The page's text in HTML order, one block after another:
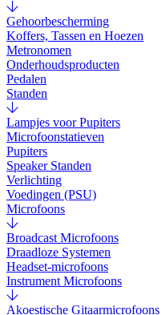
Gehoorbescherming
Koffers, Tassen en Hoezen
Metronomen
Onderhoudsproducten
Pedalen
Standen
Lampjes voor Pupiters
Microfoonstatieven
Pupiters
Speaker Standen
Verlichting
Voedingen (PSU)
Microfoons
Broadcast Microfoons
Draadloze Systemen
Headset-microfoons
Instrument Microfoons
Akoestische Gitaarmicrofoons